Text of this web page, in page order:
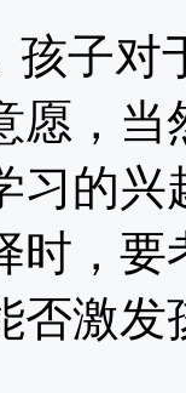
孩子对
愿，
习的
时，
否激发